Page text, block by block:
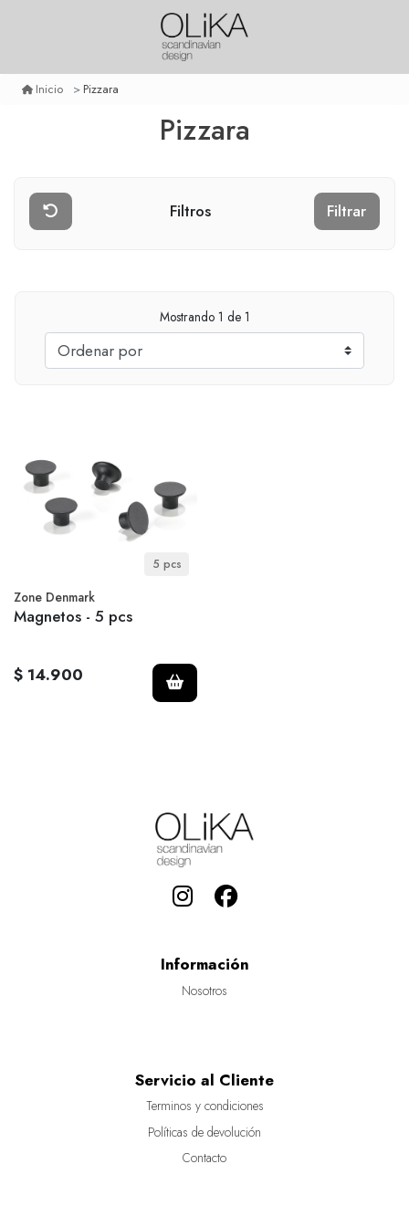
Inicio Pizzara
Pizzara
Filtros Filtrar
Mostrando 1 de 1
5 pcs
Zone Denmark
Magnetos - 5 pcs
$ 14.900
Información
Nosotros
Servicio al Cliente
Terminos y condiciones
Políticas de devolución
Contacto